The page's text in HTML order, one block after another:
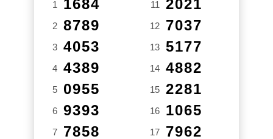
1 1684
2 8789
3 4053
4 4389
5 0955
6 9393
7 7858
11 2021
12 7037
13 5177
14 4882
15 2281
16 1065
17 7962